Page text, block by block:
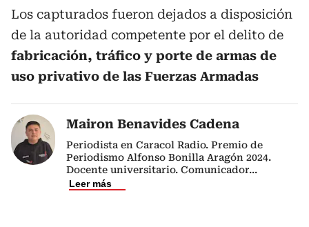
Los capturados fueron dejados a disposición
de la autoridad competente por el delito de
fabricación, tráfico y porte de armas de
uso privativo de las Fuerzas Armadas
Mairon Benavides Cadena
Periodista en Caracol Radio. Premio de
Periodismo Alfonso Bonilla Aragón 2024.
Docente universitario. Comunicador...
Leer más